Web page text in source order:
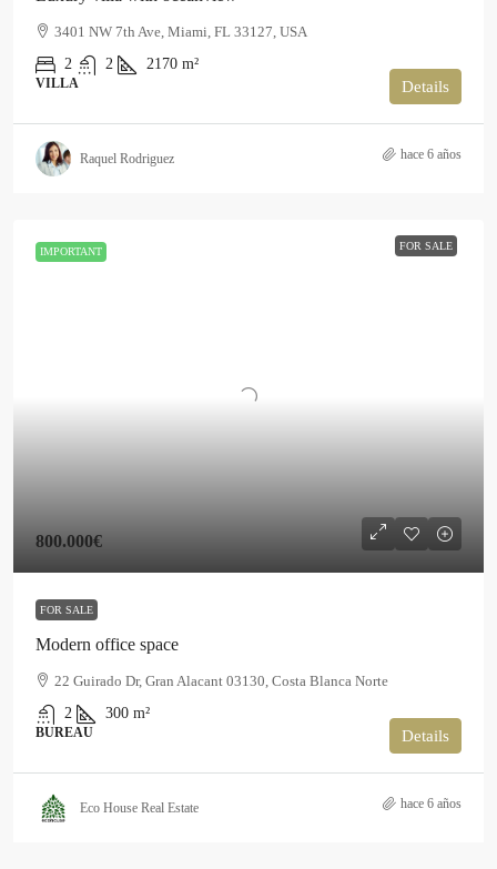
3401 NW 7th Ave, Miami, FL 33127, USA
2
2 2170 m²
VILLA Details
Raquel Rodriguez hace 6 años
IMPORTANT FOR SALE
800.000€
FOR SALE
Modern office space
22 Guirado Dr, Gran Alacant 03130, Costa Blanca Norte
2
300 m²
BUREAU Details
Eco House Real Estate hace 6 años